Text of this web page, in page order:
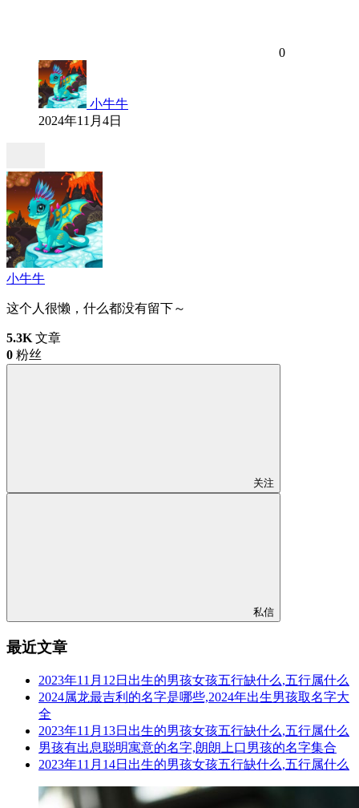
0
小牛牛
2024年11月4日
小牛牛
这个人很懒，什么都没有留下～
5.3K 文章
0 粉丝
关注
私信
最近文章
2023年11月12日出生的男孩女孩五行缺什么,五行属什么
2024属龙最吉利的名字是哪些,2024年出生男孩取名字大
全
2023年11月13日出生的男孩女孩五行缺什么,五行属什么
男孩有出息聪明寓意的名字,朗朗上口男孩的名字集合
2023年11月14日出生的男孩女孩五行缺什么,五行属什么